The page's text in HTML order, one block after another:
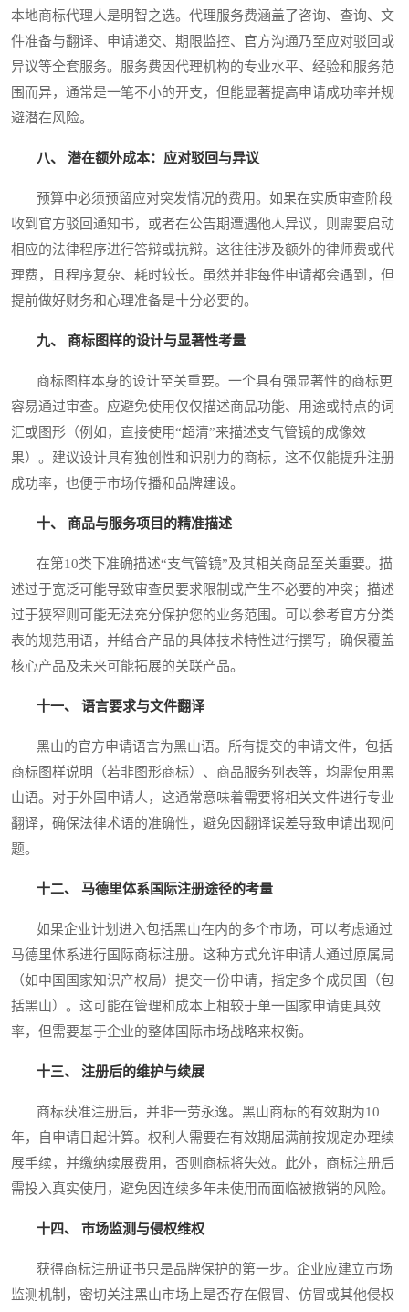
本地商标代理人是明智之选。代理服务费涵盖了咨询、查询、文
件准备与翻译、申请递交、期限监控、官方沟通乃至应对驳回或
异议等全套服务。服务费因代理机构的专业水平、经验和服务范
围而异，通常是一笔不小的开支，但能显著提高申请成功率并规
避潜在风险。
八、 潜在额外成本：应对驳回与异议
预算中必须预留应对突发情况的费用。如果在实质审查阶段
收到官方驳回通知书，或者在公告期遭遇他人异议，则需要启动
相应的法律程序进行答辩或抗辩。这往往涉及额外的律师费或代
理费，且程序复杂、耗时较长。虽然并非每件申请都会遇到，但
提前做好财务和心理准备是十分必要的。
九、 商标图样的设计与显著性考量
商标图样本身的设计至关重要。一个具有强显著性的商标更
容易通过审查。应避免使用仅仅描述商品功能、用途或特点的词
汇或图形（例如，直接使用“超清”来描述支气管镜的成像效
果）。建议设计具有独创性和识别力的商标，这不仅能提升注册
成功率，也便于市场传播和品牌建设。
十、 商品与服务项目的精准描述
在第10类下准确描述“支气管镜”及其相关商品至关重要。描
述过于宽泛可能导致审查员要求限制或产生不必要的冲突；描述
过于狭窄则可能无法充分保护您的业务范围。可以参考官方分类
表的规范用语，并结合产品的具体技术特性进行撰写，确保覆盖
核心产品及未来可能拓展的关联产品。
十一、 语言要求与文件翻译
黑山的官方申请语言为黑山语。所有提交的申请文件，包括
商标图样说明（若非图形商标）、商品服务列表等，均需使用黑
山语。对于外国申请人，这通常意味着需要将相关文件进行专业
翻译，确保法律术语的准确性，避免因翻译误差导致申请出现问
题。
十二、 马德里体系国际注册途径的考量
如果企业计划进入包括黑山在内的多个市场，可以考虑通过
马德里体系进行国际商标注册。这种方式允许申请人通过原属局
（如中国国家知识产权局）提交一份申请，指定多个成员国（包
括黑山）。这可能在管理和成本上相较于单一国家申请更具效
率，但需要基于企业的整体国际市场战略来权衡。
十三、 注册后的维护与续展
商标获准注册后，并非一劳永逸。黑山商标的有效期为10
年，自申请日起计算。权利人需要在有效期届满前按规定办理续
展手续，并缴纳续展费用，否则商标将失效。此外，商标注册后
需投入真实使用，避免因连续多年未使用而面临被撤销的风险。
十四、 市场监测与侵权维权
获得商标注册证书只是品牌保护的第一步。企业应建立市场
监测机制，密切关注黑山市场上是否存在假冒、仿冒或其他侵权